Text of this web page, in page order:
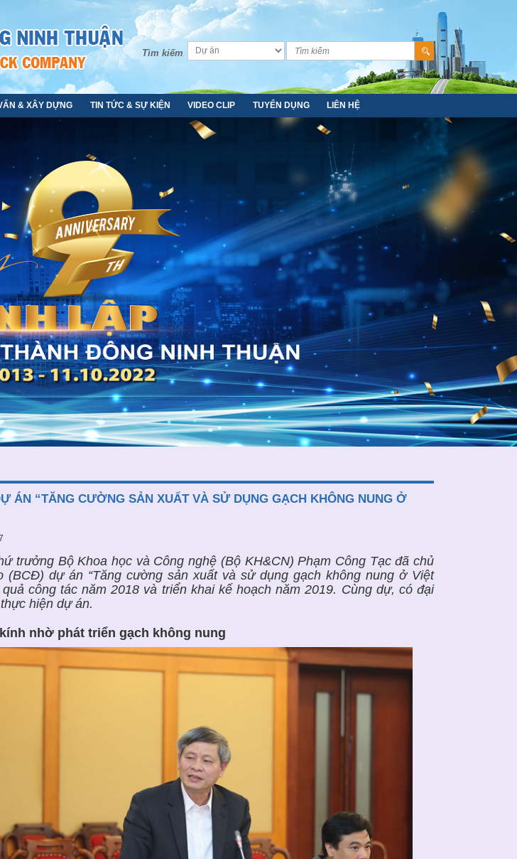
Tìm kiếm
& XÂY DỰNG TIN TỨC & SỰ KIỆN VIDEO CLIP TUYỂN DỤNG LIÊN HỆ
ÁN “TĂNG CƯỜNG SẢN XUẤT VÀ SỬ DỤNG GẠCH KHÔNG NUNG Ở
trưởng Bộ Khoa học và Công nghệ (Bộ KH&CN) Phạm Công Tạc đã chủ
(BCĐ) dự án “Tăng cường sản xuất và sử dụng gạch không nung ở Việt
công tác năm 2018 và triển khai kế hoạch năm 2019. Cùng dự, có đại
hiện dự án.
nhờ phát triển gạch không nung